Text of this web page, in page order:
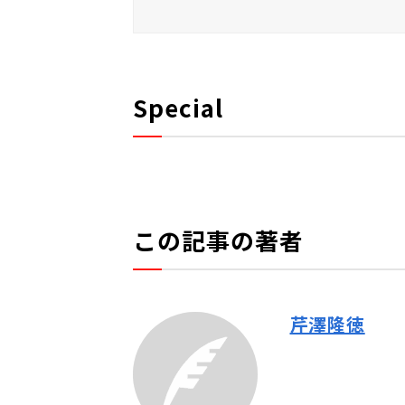
Special
この記事の著者
芹澤隆徳